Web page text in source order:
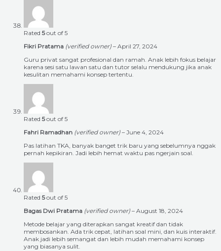
Rated 5out of 5
Fikri Pratama (verified owner) – April 27, 2024
Guru privat sangat profesional dan ramah. Anak lebih fokus belajar
karena sesi satu lawan satu dan tutor selalu mendukung jika anak
kesulitan memahami konsep tertentu.
Rated 5out of 5
Fahri Ramadhan (verified owner) – June 4, 2024
Pas latihan TKA, banyak banget trik baru yang sebelumnya nggak
pernah kepikiran. Jadi lebih hemat waktu pas ngerjain soal.
Rated 5out of 5
Bagas Dwi Pratama (verified owner) – August 18, 2024
Metode belajar yang diterapkan sangat kreatif dan tidak
membosankan. Ada trik cepat, latihan soal mini, dan kuis interaktif.
Anak jadi lebih semangat dan lebih mudah memahami konsep
yang biasanya sulit.